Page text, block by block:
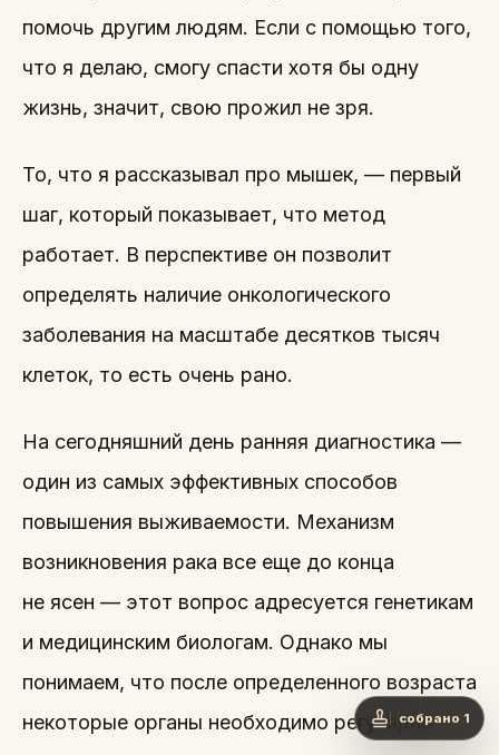
помочь другим людям. Если с помощью того,
что я делаю, смогу спасти хотя бы одну
жизнь, значит, свою прожил не зря.
То, что я рассказывал про мышек, — первый
шаг, который показывает, что метод
работает. В перспективе он позволит
определять наличие онкологического
заболевания на масштабе десятков тысяч
клеток, то есть очень рано.
На сегодняшний день ранняя диагностика —
один из самых эффективных способов
повышения выживаемости. Механизм
возникновения рака все еще до конца
не ясен — этот вопрос адресуется генетикам
и медицинским биологам. Однако мы
понимаем, что после определенного возраста
некоторые органы необходимо регулярнособрано 1